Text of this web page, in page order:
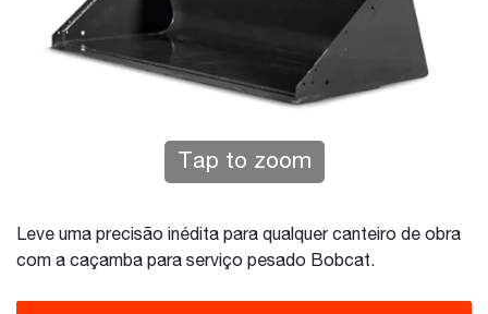
Tap to zoom
Leve uma precisão inédita para qualquer canteiro de obra
com a caçamba para serviço pesado Bobcat.